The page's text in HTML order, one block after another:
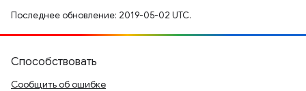
Последнее обновление: 2019-05-02 UTC.
Способствовать
Сообщить об ошибке